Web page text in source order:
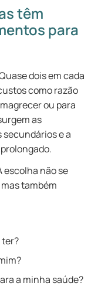
têm
para
dois em cada
como razão
ou para
as
e a
escolha não se
também
a minha saúde?